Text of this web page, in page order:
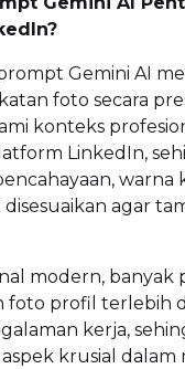
Gemini AI
foto secara
konteks
LinkedIn,
warna
agar
modern, banyak
foto profil terlebih
kerja,
krusial